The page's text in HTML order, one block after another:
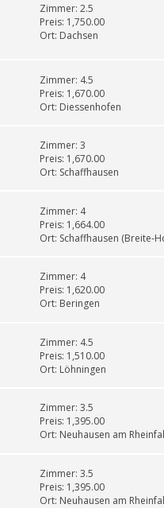
Zimmer: 2.5
Preis: 1,750.00
Ort: Dachsen
Zimmer: 4.5
Preis: 1,670.00
Ort: Diessenhofen
Zimmer: 3
Preis: 1,670.00
Ort: Schaffhausen
Zimmer: 4
Preis: 1,664.00
Ort: Schaffhausen (Breite-
Zimmer: 4
Preis: 1,620.00
Ort: Beringen
Zimmer: 4.5
Preis: 1,510.00
Ort: Löhningen
Zimmer: 3.5
Preis: 1,395.00
Ort: Neuhausen am
Zimmer: 3.5
Preis: 1,395.00
Ort: Neuhausen am